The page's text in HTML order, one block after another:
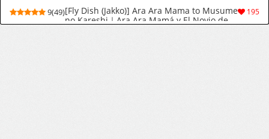
195
9(49)[Fly Dish (Jakko)] Ara Ara Mama to Musume
no Kareshi｜Ara Ara Mamá y El Novio de